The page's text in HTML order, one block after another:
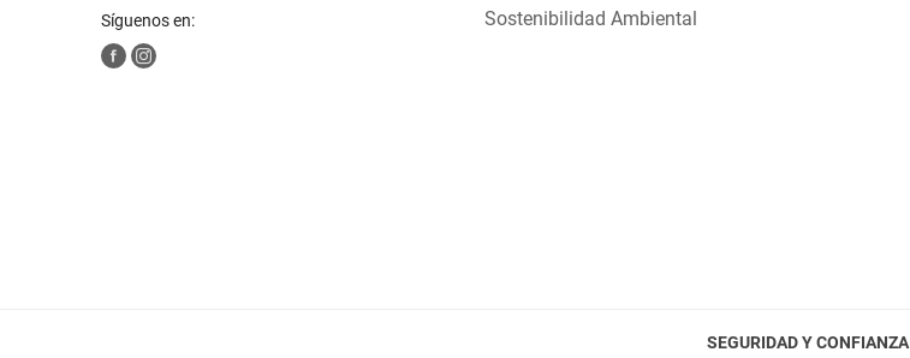
deportes
Síguenos en:
Sostenibilidad Ambiental
SEGURIDAD Y CONFIANZA